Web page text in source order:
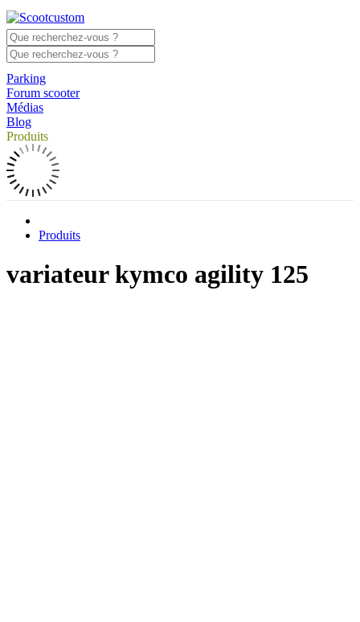
Parking
Forum scooter
Médias
Blog
Produits
Produits
variateur kymco agility 125